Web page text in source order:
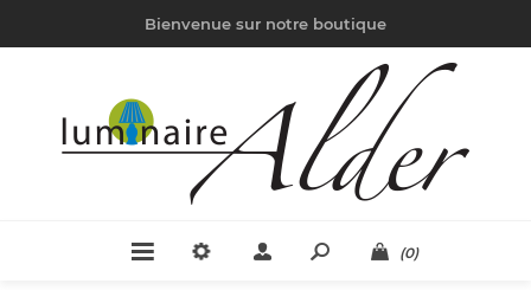
Bienvenue sur notre boutique
(0)